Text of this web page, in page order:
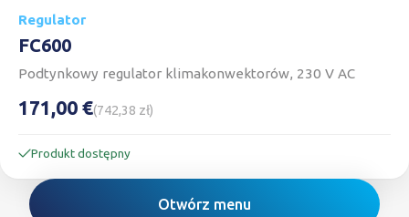
Regulator
FC600
Podtynkowy regulator klimakonwektorów, 230 V AC
171,00 €(742,38 zł)
Produkt dostępny
Otwórz menu